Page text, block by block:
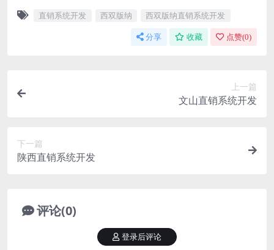
直销系统开发 西双版纳 西双版纳直销系统开发
分享 收藏 点赞(0)
上一篇
文山直销系统开发
下一篇
陕西直销系统开发
评论(0)
登录后评论